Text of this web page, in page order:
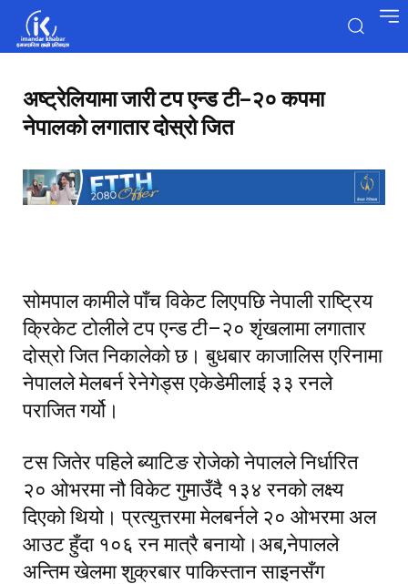
अष्ट्रेलियामा जारी टप एन्ड टी–२० कपमा
नेपालको लगातार दोस्रो जित
सोमपाल कामीले पाँच विकेट लिएपछि नेपाली राष्ट्रिय
क्रिकेट टोलीले टप एन्ड टी–२० शृंखलामा लगातार
दोस्रो जित निकालेको छ। बुधबार काजालिस एरिनामा
नेपालले मेलबर्न रेनेगेड्स एकेडेमीलाई ३३ रनले
पराजित गर्यो।
टस जितेर पहिले ब्याटिङ रोजेको नेपालले निर्धारित
२० ओभरमा नौ विकेट गुमाउँदै १३४ रनको लक्ष्य
दिएको थियो। प्रत्युत्तरमा मेलबर्नले २० ओभरमा अल
आउट हुँदा १०६ रन मात्रै बनायो।अब,नेपालले
अन्तिम खेलमा शुक्रबार पाकिस्तान साइनसँग